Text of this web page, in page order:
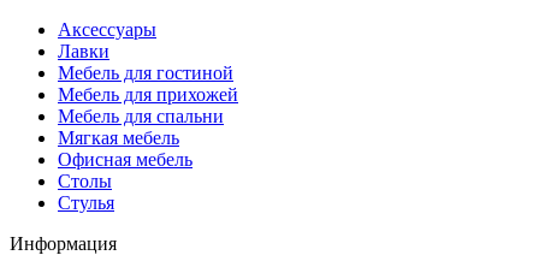
Аксессуары
Лавки
Мебель для гостиной
Мебель для прихожей
Мебель для спальни
Мягкая мебель
Офисная мебель
Столы
Стулья
Информация